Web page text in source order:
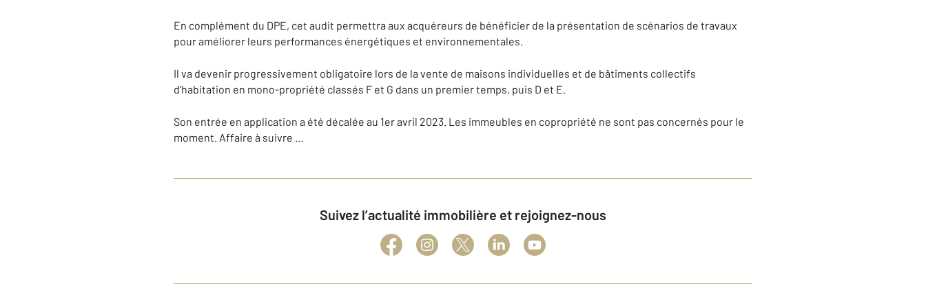
En complément du DPE, cet audit permettra aux acquéreurs de bénéficier de la présentation de scénarios de travaux
pour améliorer leurs performances énergétiques et environnementales.
Il va devenir progressivement obligatoire lors de la vente de maisons individuelles et de bâtiments collectifs
d'habitation en mono-propriété classés F et G dans un premier temps, puis D et E.
Son entrée en application a été décalée au 1er avril 2023. Les immeubles en copropriété ne sont pas concernés pour le
moment. Affaire à suivre …
Suivez l’actualité immobilière et rejoignez-nous